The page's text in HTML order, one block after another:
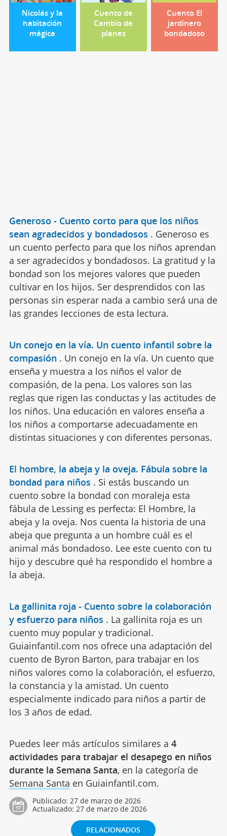
Nicolás y la
habitación
mágica
Cuento de
Cambio de
planes
Cuento El
jardinero
bondadoso
Generoso - Cuento corto para que los niños
sean agradecidos y bondadosos . Generoso es
un cuento perfecto para que los niños aprendan
a ser agradecidos y bondadosos. La gratitud y la
bondad son los mejores valores que pueden
cultivar en los hijos. Ser desprendidos con las
personas sin esperar nada a cambio será una de
las grandes lecciones de esta lectura.
Un conejo en la vía. Un cuento infantil sobre la
compasión . Un conejo en la vía. Un cuento que
enseña y muestra a los niños el valor de
compasión, de la pena. Los valores son las
reglas que rigen las conductas y las actitudes de
los niños. Una educación en valores enseña a
los niños a comportarse adecuadamente en
distintas situaciones y con diferentes personas.
El hombre, la abeja y la oveja. Fábula sobre la
bondad para niños . Si estás buscando un
cuento sobre la bondad con moraleja esta
fábula de Lessing es perfecta: El Hombre, la
abeja y la oveja. Nos cuenta la historia de una
abeja que pregunta a un hombre cuál es el
animal más bondadoso. Lee este cuento con tu
hijo y descubre qué ha respondido el hombre a
la abeja.
La gallinita roja - Cuento sobre la colaboración
y esfuerzo para niños . La gallinita roja es un
cuento muy popular y tradicional.
Guiainfantil.com nos ofrece una adaptación del
cuento de Byron Barton, para trabajar en los
niños valores como la colaboración, el esfuerzo,
la constancia y la amistad. Un cuento
especialmente indicado para niños a partir de
los 3 años de edad.
Puedes leer más artículos similares a 4
actividades para trabajar el desapego en niños
durante la Semana Santa, en la categoría de
Semana Santa en Guiainfantil.com.
Publicado: 27 de marzo de 2026
Actualizado: 27 de marzo de 2026
RELACIONADOS